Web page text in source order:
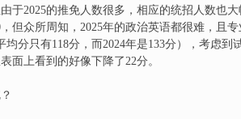
于2025的推免人数很多，相应的统招人数也
但众所周知，2025年的政治英语都很难，且
分只有118分，而2024年是133分），考虑到
面上看到的好像下降了22分。